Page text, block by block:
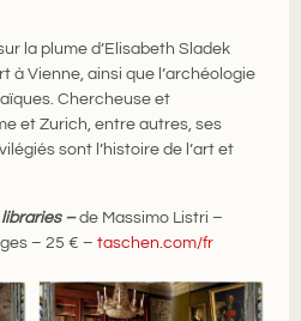
la plume d’Elisabeth Sladek
à Vienne, ainsi que l’archéologie
Chercheuse et
et Zurich, entre autres, ses
sont l’histoire de l’art et
libraries –de Massimo Listri –
– 25 € –taschen.com/fr